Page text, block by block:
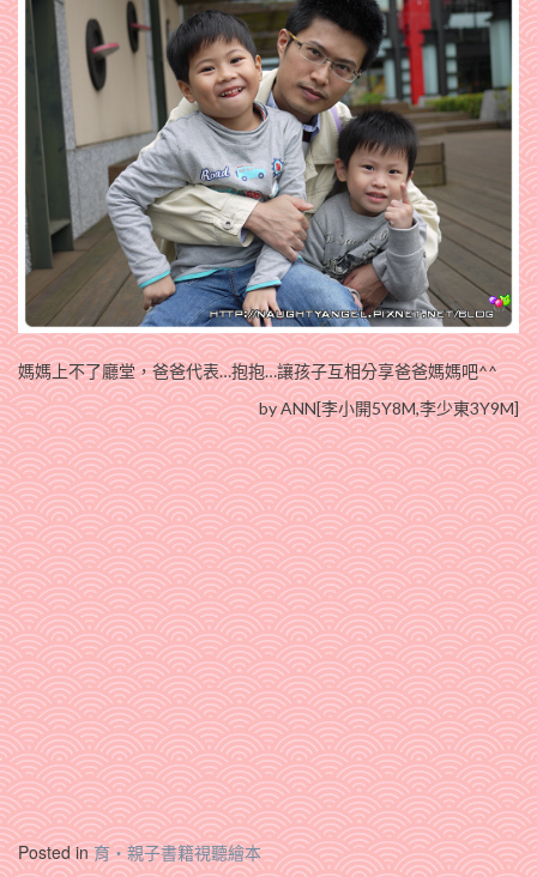
媽媽上不了廳堂，爸爸代表…抱抱…讓孩子互相分享爸爸媽媽吧^^
by ANN[李小開5Y8M,李少東3Y9M]
Posted in育‧親子書籍視聽繪本